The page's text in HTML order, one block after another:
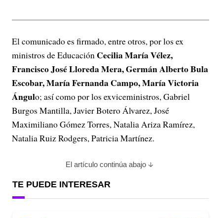
El comunicado es firmado, entre otros, por los ex
ministros de Educación Cecilia María Vélez,
Francisco José Lloreda Mera, Germán Alberto Bula
Escobar, María Fernanda Campo, María Victoria
Ángulo; así como por los exviceministros, Gabriel
Burgos Mantilla, Javier Botero Álvarez, José
Maximiliano Gómez Torres, Natalia Ariza Ramírez,
Natalia Ruiz Rodgers, Patricia Martínez.
El artículo continúa abajo
TE PUEDE INTERESAR